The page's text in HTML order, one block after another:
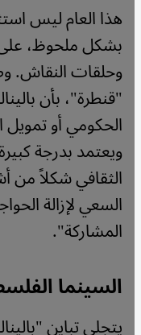
هذا العام ليس
بشكل ملحوظ،
وحلقات النقاش.
"قنطرة"، بأن
الحكومي أو
ويعتمد بدرجة
الثقافي شكلاً من
السعي لإزالة
المشاركة".
السينما
يتجلى تباين